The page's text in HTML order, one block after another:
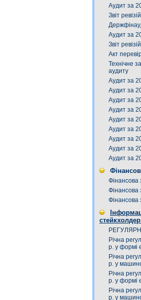
Аудит за
Звіт
Аудит за
Звіт
Акт
Технічне
аудиту
Аудит за
Аудит за
Аудит за
Аудит за
Аудит за
Аудит за
Аудит за
Аудит за
Аудит за
Фінансова
Фінансова
Фінансова
Річна
р. у формі
Річна
р. у
Річна
р. у формі
Річна
р. у